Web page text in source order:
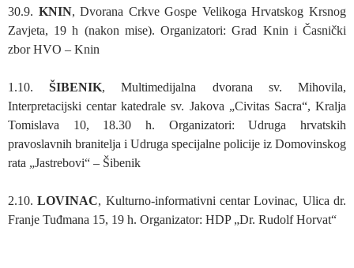
30.9. KNIN, Dvorana Crkve Gospe Velikoga Hrvatskog Krsnog
Zavjeta, 19 h (nakon mise). Organizatori: Grad Knin i Časnički
zbor HVO – Knin
1.10.ŠIBENIK, Multimedijalna dvorana sv. Mihovila,
Interpretacijski centar katedrale sv. Jakova „Civitas Sacra“, Kralja
Tomislava 10, 18.30 h. Organizatori: Udruga hrvatskih
pravoslavnih branitelja i Udruga specijalne policije iz Domovinskog
rata „Jastrebovi“ – Šibenik
2.10.LOVINAC, Kulturno-informativni centar Lovinac, Ulica dr.
Franje Tuđmana 15, 19 h. Organizator: HDP „Dr. Rudolf Horvat“